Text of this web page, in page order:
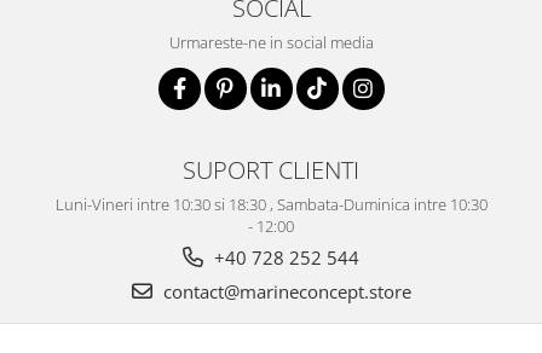
SOCIAL
Urmareste-ne in social media
SUPORT CLIENTI
Luni-Vineri intre 10:30 si 18:30 , Sambata-Duminica intre 10:30
- 12:00
+40 728 252 544
contact@marineconcept.store